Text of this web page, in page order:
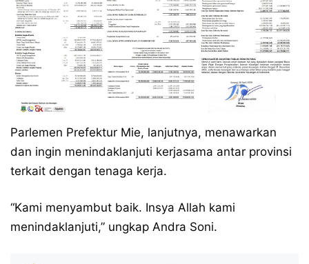
Parlemen Prefektur Mie, lanjutnya, menawarkan
dan ingin menindaklanjuti kerjasama antar provinsi
terkait dengan tenaga kerja.
“Kami menyambut baik. Insya Allah kami
menindaklanjuti,” ungkap Andra Soni.